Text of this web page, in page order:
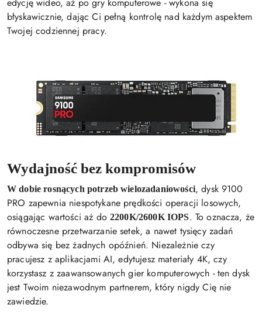
błyskawicznie, dając Ci pełną kontrolę nad każdym aspektem
Twojej codziennej pracy.
Wydajność bez kompromisów
W dobie rosnących potrzeb wielozadaniowości, dysk 9100
PRO zapewnia niespotykane prędkości operacji losowych,
osiągając wartości aż do2200K/2600K IOPS. To oznacza, że
równoczesne przetwarzanie setek, a nawet tysięcy zadań
odbywa się bez żadnych opóźnień. Niezależnie czy
pracujesz z aplikacjami AI, edytujesz materiały 4K, czy
korzystasz z zaawansowanych gier komputerowych - ten dysk
jest Twoim niezawodnym partnerem, który nigdy Cię nie
zawiedzie.